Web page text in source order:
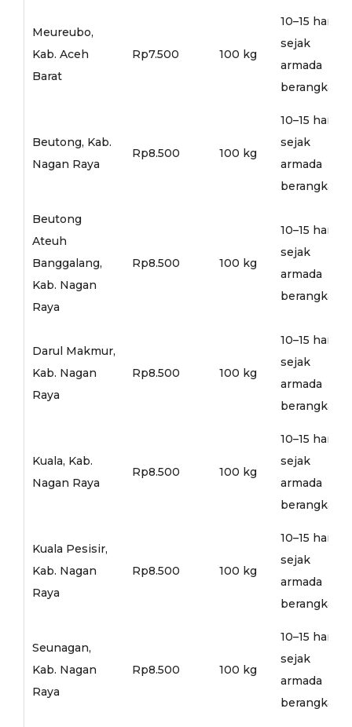
Meureubo,
Kab. Aceh
Barat
Rp7.500 100 kg
10–15 hari
sejak
armada
berangkat
Beutong, Kab.
Nagan Raya
Rp8.500 100 kg
10–15 hari
sejak
armada
berangkat
Beutong
Ateuh
Banggalang,
Kab. Nagan
Raya
Rp8.500 100 kg
10–15 hari
sejak
armada
berangkat
Darul Makmur,
Kab. Nagan
Raya
Rp8.500 100 kg
10–15 hari
sejak
armada
berangkat
Kuala, Kab.
Nagan Raya
Rp8.500 100 kg
10–15 hari
sejak
armada
berangkat
Kuala Pesisir,
Kab. Nagan
Raya
Rp8.500 100 kg
10–15 hari
sejak
armada
berangkat
Seunagan,
Kab. Nagan
Raya
Rp8.500 100 kg
10–15 hari
sejak
armada
berangkat